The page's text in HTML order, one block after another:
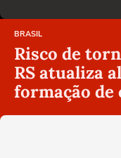
BRASIL
Risco de
RS atualiza
formação de